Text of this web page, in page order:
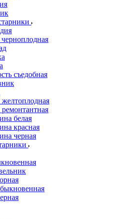
съедобная
белая
красная
черная